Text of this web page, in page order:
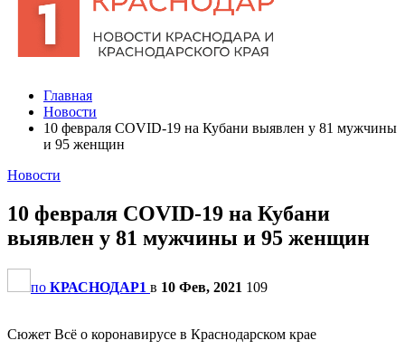
Главная
Новости
10 февраля COVID-19 на Кубани выявлен у 81 мужчины
и 95 женщин
Новости
10 февраля COVID-19 на Кубани
выявлен у 81 мужчины и 95 женщин
по КРАСНОДАР1 в 10 Фев, 2021 109
Сюжет Всё о коронавирусе в Краснодарском крае